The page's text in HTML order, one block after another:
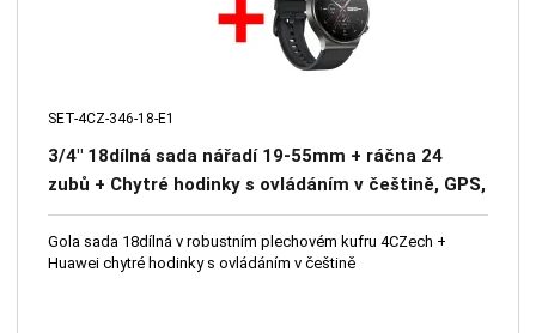
SET-4CZ-346-18-E1
3/4" 18dílná sada nářadí 19-55mm + ráčna 24
zubů + Chytré hodinky s ovládáním v češtině, GPS,
měření tepu, monitoring spánku, krokoměr,
oxymetr, barometr
Gola sada 18dílná v robustním plechovém kufru 4CZech +
Huawei chytré hodinky s ovládáním v češtině